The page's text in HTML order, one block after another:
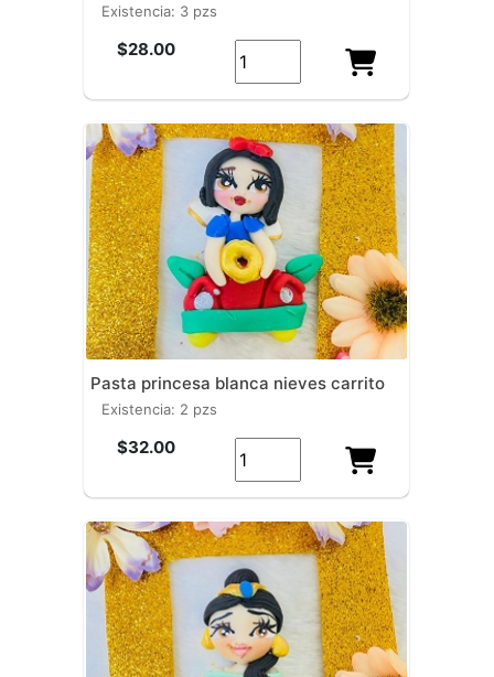
existencia: 3 pzs
$28.00
pasta princesa blanca nieves carrito
existencia: 2 pzs
$32.00